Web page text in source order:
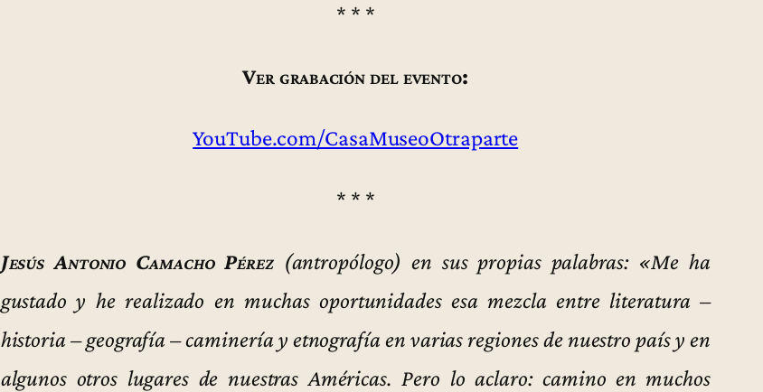
* * *
Ver grabación del evento:
YouTube.com/CasaMuseoOtraparte
* * *
Jesús Antonio Camacho Pérez(antropólogo) en sus propias palabras: «Me ha
gustado y he realizado en muchas oportunidades esa mezcla entre literatura –
historia – geografía – caminería y etnografía en varias regiones de nuestro país y en
algunos otros lugares de nuestras Américas. Pero lo aclaro: camino en muchos